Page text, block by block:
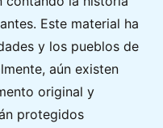
Este material ha
y los pueblos de
aún existen
original y
protegidos